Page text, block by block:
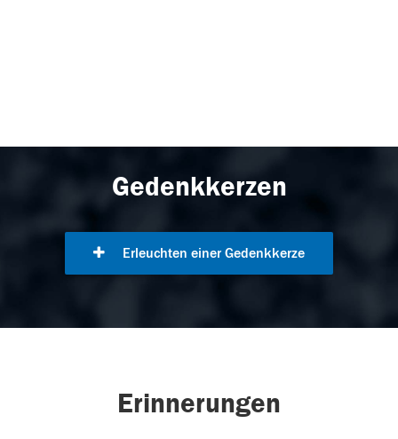
Gedenkkerzen
Erleuchten einer Gedenkkerze
Erinnerungen